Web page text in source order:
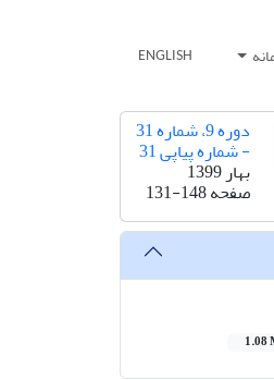
ENGLISH
دوره 9، شماره 31
- شماره پیاپی 31
بهار 1399
صفحه131-148
1.08